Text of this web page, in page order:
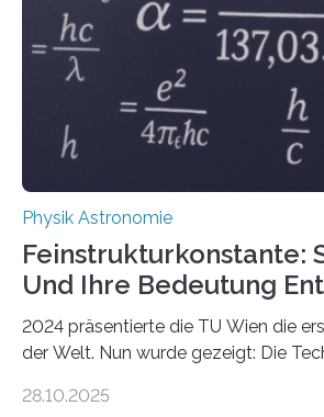
Physik Astronomie
Feinstrukturkonstante:
Und Ihre Bedeutung
2024 präsentierte die TU Wien die
der Welt. Nun wurde gezeigt: Die
fundamentalen Physik nachzugehen.
28.10.2025